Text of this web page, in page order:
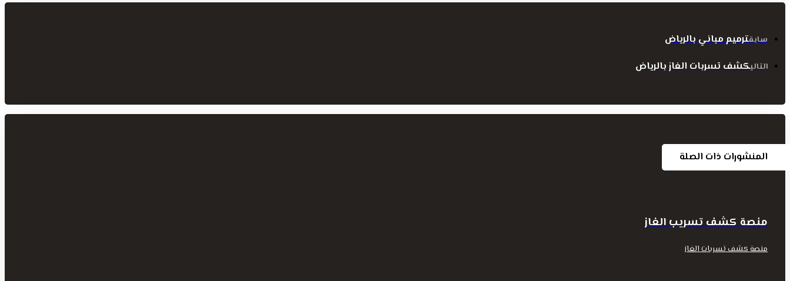
سابقترميم مباني بالرياض
التاليكشف تسربات الغاز بالرياض
المنشورات ذات الصلة
منصة كشف تسريب الغاز
منصة كشف تسربات الغاز